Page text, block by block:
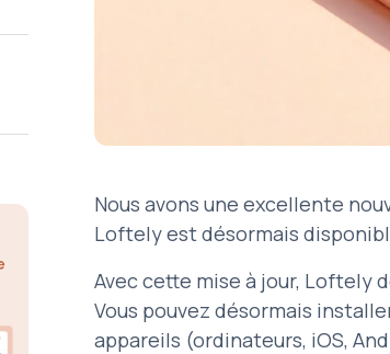
Nous avons une excellente
Loftely est désormais
Avec cette mise à jour, Loftely
Vous pouvez désormais
appareils (ordinateurs, iOS,